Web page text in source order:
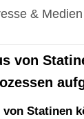
& Medien
von
Statinen